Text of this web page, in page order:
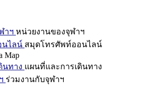
าฯ หน่วยงานของจุฬาฯ
นไลน์ สมุดโทรศัพท์ออนไลน์
Map
นทาง แผนที่และการเดินทาง
ร่วมงานกับจุฬาฯ